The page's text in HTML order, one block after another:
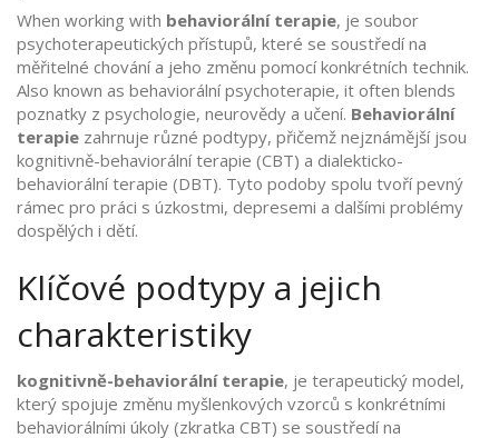
When working with behaviorální terapie, je soubor
psychoterapeutických přístupů, které se soustředí na
měřitelné chování a jeho změnu pomocí konkrétních technik.
Also known as behaviorální psychoterapie, it often blends
poznatky z psychologie, neurovědy a učení. Behaviorální
terapie zahrnuje různé podtypy, přičemž nejznámější jsou
kognitivně-behaviorální terapie (CBT) a dialekticko-
behaviorální terapie (DBT). Tyto podoby spolu tvoří pevný
rámec pro práci s úzkostmi, depresemi a dalšími problémy
dospělých i dětí.
Klíčové podtypy a jejich
charakteristiky
kognitivně-behaviorální terapie, je terapeutický model,
který spojuje změnu myšlenkových vzorců s konkrétními
behaviorálními úkoly (zkratka CBT) se soustředí na